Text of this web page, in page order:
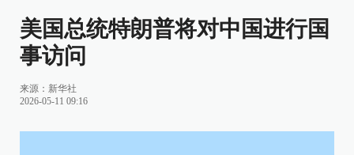
美国总统特朗普将对中国进行国
事访问
来源： 新华社
2026-05-11 09:16